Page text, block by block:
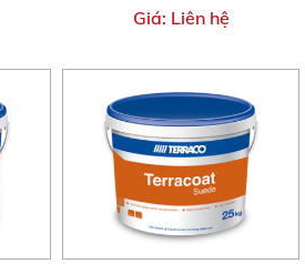
Giá: Liên hệ